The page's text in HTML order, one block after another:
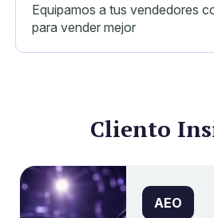
Equipamos a tus vendedores
para vender mejor
Cliento
AEO